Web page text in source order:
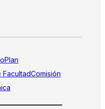
Plan
FacultadComisión